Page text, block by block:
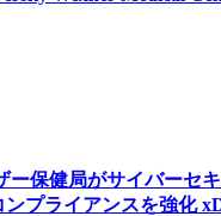
ー保健局がサイバーセ
プライアンスを強化